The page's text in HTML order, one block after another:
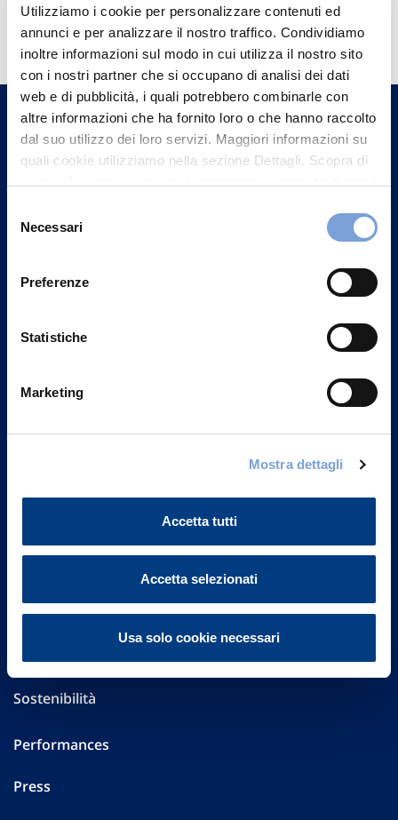
Utilizziamo i cookie per personalizzare contenuti ed
annunci e per analizzare il nostro traffico. Condividiamo
inoltre informazioni sul modo in cui utilizza il nostro sito
con i nostri partner che si occupano di analisi dei dati
web e di pubblicità, i quali potrebbero combinarle con
altre informazioni che ha fornito loro o che hanno raccolto
dal suo utilizzo dei loro servizi. Maggiori informazioni su
quali cookie utilizziamo nella sezione Dettagli. Scopra di
può trovare nel footer del sito nella sezione "Informativa
delNecessari
Preferenze
Statistiche
Marketing
Mostra dettagli
Accetta tutti
Accetta selezionati
Usa solo cookie necessari
Hai bisogno di
informazioni?
Trova l'Agenzia più vicina a te e parla con
un nostro Agente.
Contattaci
Investor Relations
Altre informazioni
Sostenibilità
Performances
Press